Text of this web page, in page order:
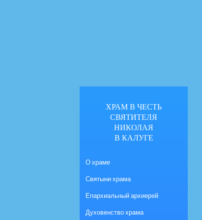
ХРАМ В ЧЕСТЬ
СВЯТИТЕЛЯ
НИКОЛАЯ
В КАЛУГЕ
О храме
Святыни храма
Епархиальный архиерей
Духовенство храма